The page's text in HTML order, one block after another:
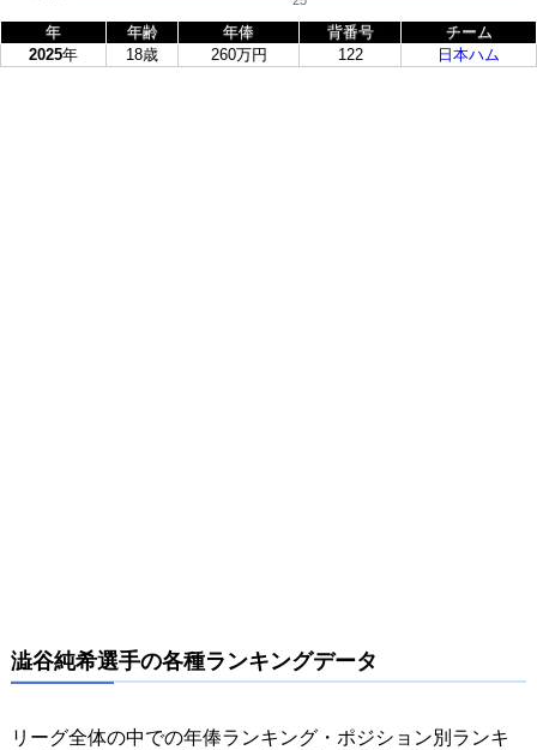
年 年齢 年俸 背番号
チーム
2025年 18歳 260万円 122 日本ハム
澁谷純希選手の各種ランキングデータ
リーグ全体の中での年俸ランキング・ポジション別ランキ